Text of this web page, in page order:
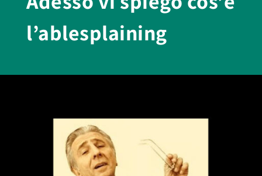
l’ablesplaining